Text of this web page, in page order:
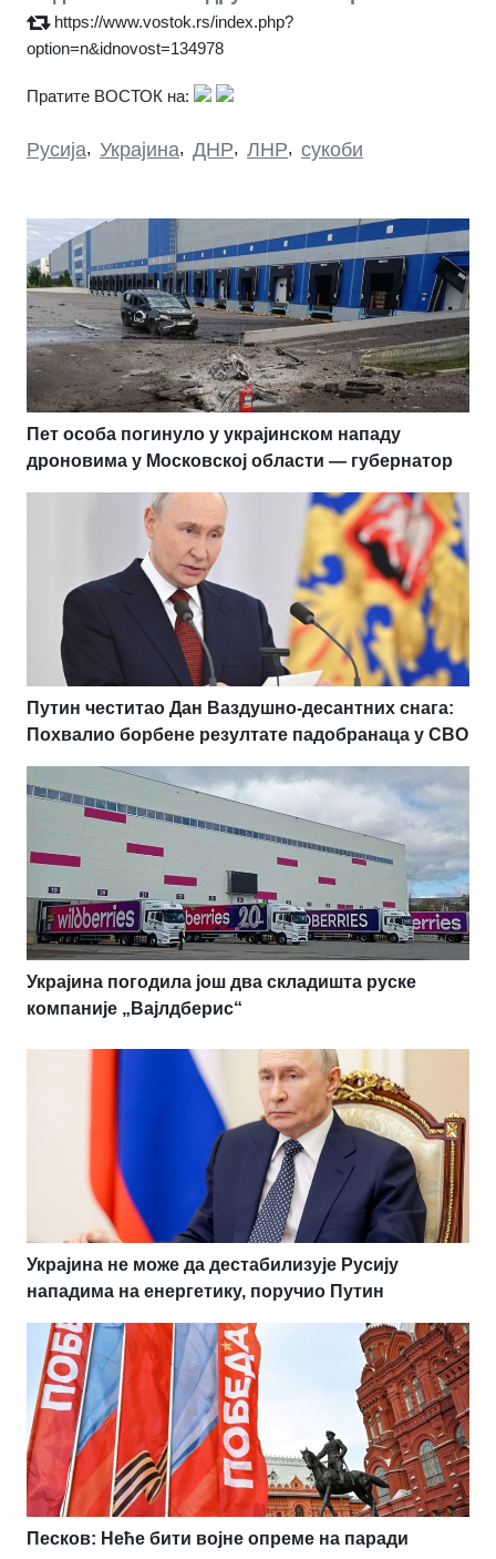
https://www.vostok.rs/index.php?
option=n&idnovost=134978
Пратите ВОСТОК на:
Русија, Украјина, ДНР, ЛНР, сукоби
Пет особа погинуло у украјинском нападу
дроновима у Московској области — губернатор
Путин честитао Дан Ваздушно-десантних снага:
Похвалио борбене резултате падобранаца у СВО
Украјина погодила још два складишта руске
компаније „Вајлдберис“
Украјина не може да дестабилизује Русију
нападима на енергетику, поручио Путин
Песков: Неће бити војне опреме на паради